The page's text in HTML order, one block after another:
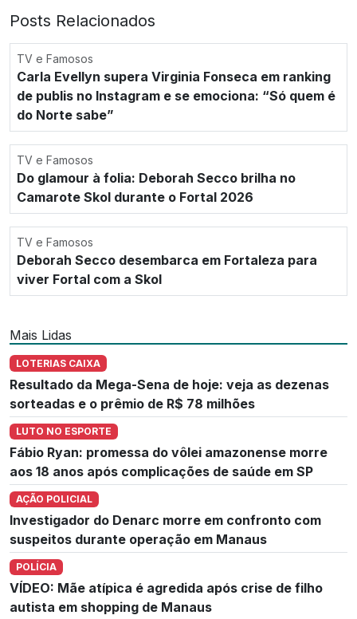
Posts Relacionados
TV e Famosos
Carla Evellyn supera Virginia Fonseca em ranking
de publis no Instagram e se emociona: “Só quem é
do Norte sabe”
TV e Famosos
Do glamour à folia: Deborah Secco brilha no
Camarote Skol durante o Fortal 2026
TV e Famosos
Deborah Secco desembarca em Fortaleza para
viver Fortal com a Skol
Mais Lidas
LOTERIAS CAIXA
Resultado da Mega-Sena de hoje: veja as dezenas
sorteadas e o prêmio de R$ 78 milhões
LUTO NO ESPORTE
Fábio Ryan: promessa do vôlei amazonense morre
aos 18 anos após complicações de saúde em SP
AÇÃO POLICIAL
Investigador do Denarc morre em confronto com
suspeitos durante operação em Manaus
POLÍCIA
VÍDEO: Mãe atípica é agredida após crise de filho
autista em shopping de Manaus